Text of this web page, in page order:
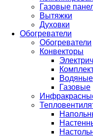
Газовые
Вытяжки
Духовки
Обогреватели
Обогреватели
Конвекторы
Водяные
Газовые